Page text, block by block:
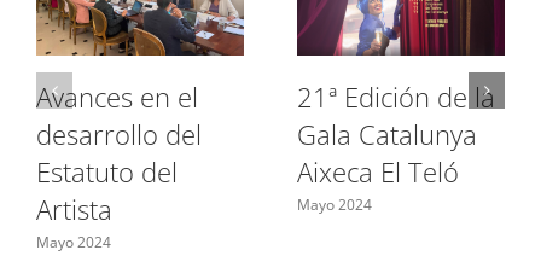
Avances en el
desarrollo del
Estatuto del
Artista
Mayo 2024
21ª Edición de la
Gala Catalunya
Aixeca El Teló
Mayo 2024